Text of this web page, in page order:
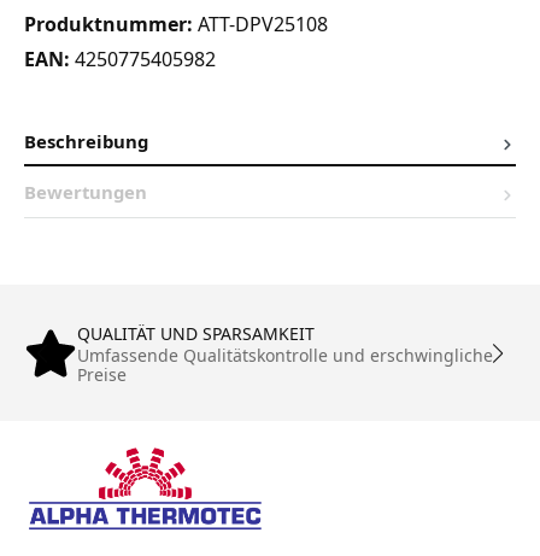
Produktnummer: ATT-DPV25108
EAN: 4250775405982
Beschreibung
Bewertungen
QUALITÄT UND SPARSAMKEIT
Umfassende Qualitätskontrolle und erschwingliche
Preise